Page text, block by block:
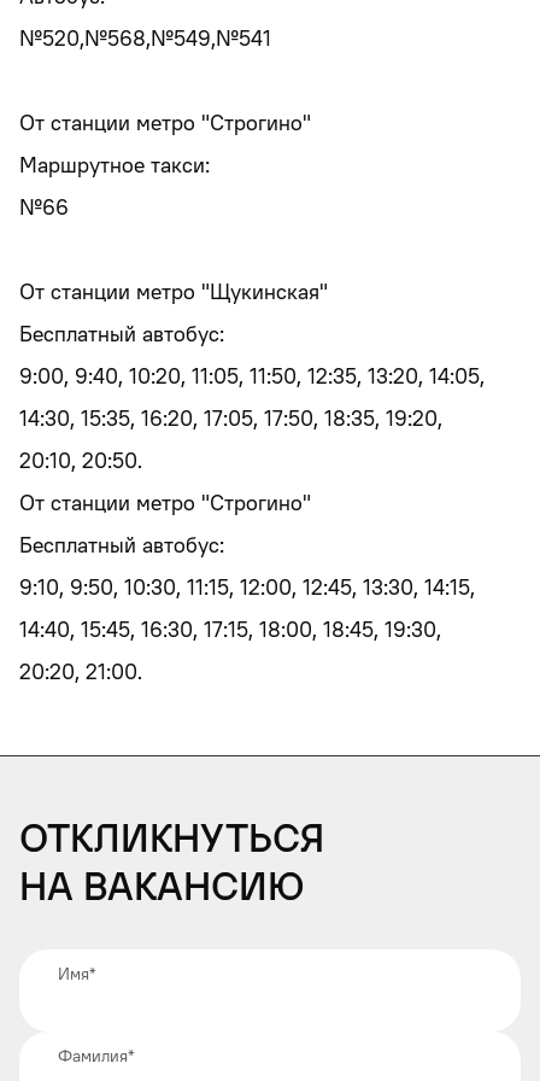
№520,№568,№549,№541
От станции метро "Строгино"
Маршрутное такси:
№66
От станции метро "Щукинская"
Бесплатный автобус:
9:00, 9:40, 10:20, 11:05, 11:50, 12:35, 13:20, 14:05,
14:30, 15:35, 16:20, 17:05, 17:50, 18:35, 19:20,
20:10, 20:50.
От станции метро "Строгино"
Бесплатный автобус:
9:10, 9:50, 10:30, 11:15, 12:00, 12:45, 13:30, 14:15,
14:40, 15:45, 16:30, 17:15, 18:00, 18:45, 19:30,
20:20, 21:00.
Откликнуться
на вакансию
Имя*
Фамилия*